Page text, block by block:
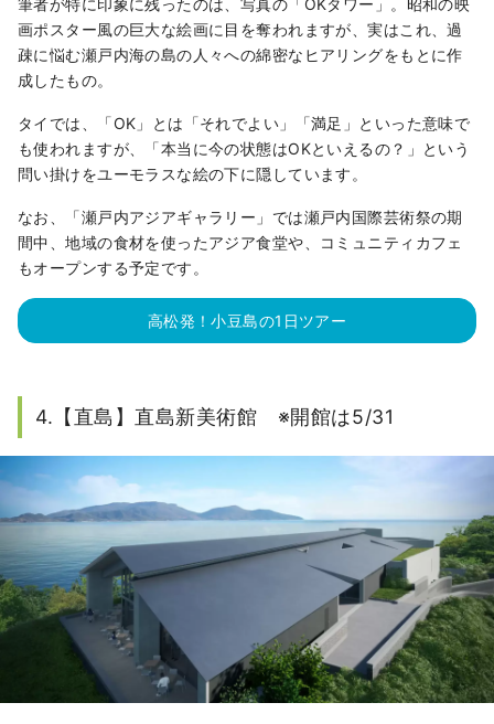
画ポスター風の巨大な絵画に目を奪われますが、実はこれ、過
疎に悩む瀬戸内海の島の人々への綿密なヒアリングをもとに作
成したもの。
タイでは、「OK」とは「それでよい」「満足」といった意味で
も使われますが、「本当に今の状態はOKといえるの？」という
問い掛けをユーモラスな絵の下に隠しています。
なお、「瀬戸内アジアギャラリー」では瀬戸内国際芸術祭の期
間中、地域の食材を使ったアジア食堂や、コミュニティカフェ
もオープンする予定です。
高松発！小豆島の1日ツアー
4.【直島】直島新美術館 ※開館は5/31